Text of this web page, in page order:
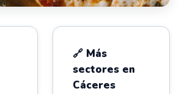
🔗 Más
sectores en
Cáceres